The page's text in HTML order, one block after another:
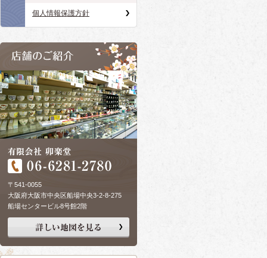
個人情報保護方針
〒541-0055
大阪府大阪市中央区船場中央3-2-8-275
船場センタービル8号館2階